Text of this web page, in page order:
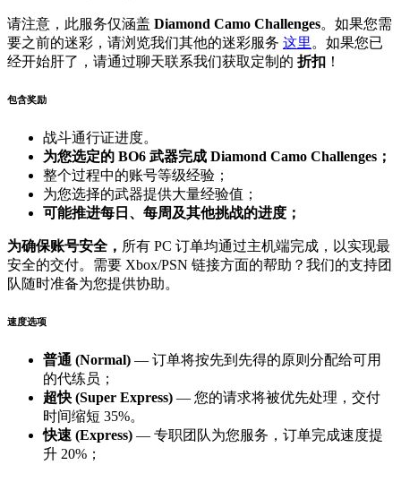
请注意，此服务仅涵盖 Diamond Camo Challenges。如果您需
要之前的迷彩，请浏览我们其他的迷彩服务 这里。如果您已
经开始肝了，请通过聊天联系我们获取定制的 折扣 ！
包含奖励
战斗通行证进度。
为您选定的 BO6 武器完成 Diamond Camo Challenges；
整个过程中的账号等级经验；
为您选择的武器提供大量经验值；
可能推进每日、每周及其他挑战的进度；
为确保账号安全， 所有 PC 订单均通过主机端完成，以实现最
安全的交付。需要 Xbox/PSN 链接方面的帮助？我们的支持团
队随时准备为您提供协助。
速度选项
普通 (Normal) — 订单将按先到先得的原则分配给可用
的代练员；
超快 (Super Express) — 您的请求将被优先处理，交付
时间缩短 35%。
快速 (Express) — 专职团队为您服务，订单完成速度提
升 20%；